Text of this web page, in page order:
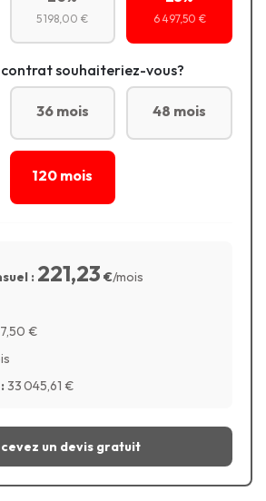
5 198,00 € 6 497,50 €
contrat souhaiteriez-vous?
36 mois 48 mois
120 mois
: 221,23 €/mois
€
33 045,61 €
un devis gratuit